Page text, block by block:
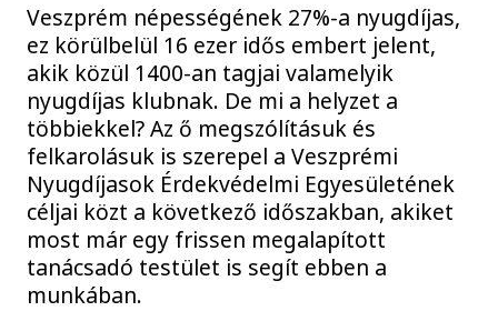
Veszprém népességének 27%-a nyugdíjas,
ez körülbelül 16 ezer idős embert jelent,
akik közül 1400-an tagjai valamelyik
nyugdíjas klubnak. De mi a helyzet a
többiekkel? Az ő megszólításuk és
felkarolásuk is szerepel a Veszprémi
Nyugdíjasok Érdekvédelmi Egyesületének
céljai közt a következő időszakban, akiket
most már egy frissen megalapított
tanácsadó testület is segít ebben a
munkában.